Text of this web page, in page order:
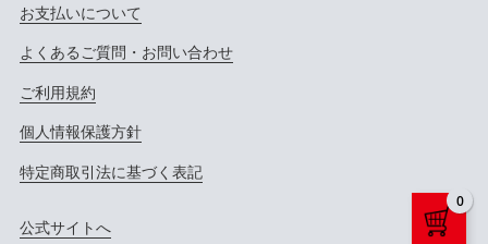
0
お支払いについて
よくあるご質問・お問い合わせ
ご利用規約
個人情報保護方針
特定商取引法に基づく表記
公式サイトへ